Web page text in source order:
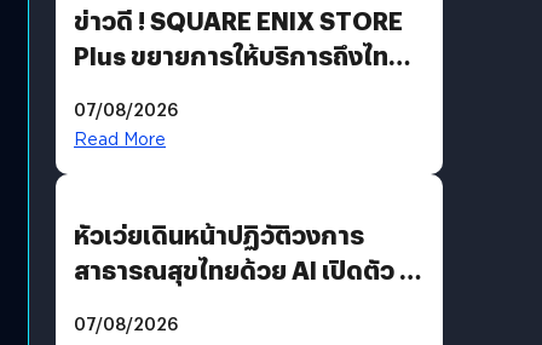
ข่าวดี ! SQUARE ENIX STORE
Plus ขยายการให้บริการถึงไทย
โดยตรง
07/08/2026
Read More
หัวเว่ยเดินหน้าปฏิวัติวงการ
สาธารณสุขไทยด้วย AI เปิดตัว 4
07/08/2026